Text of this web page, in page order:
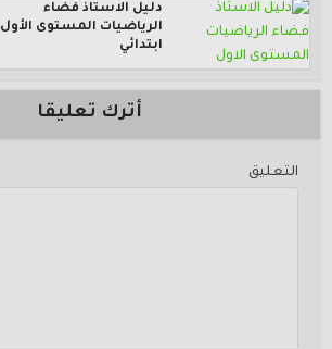
دليل الاستاذ فضاء
الرياضيات المستوى الأول
ابتدائي
أترك تعليقا
التعليق